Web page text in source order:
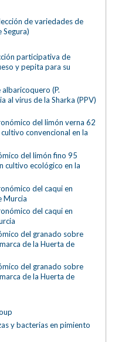
de variedades de
Segura)
participativa de
y pepita para su
(P.
al virus de la Sharka (PPV)
del limón verna 62
convencional en la
del limón fino 95
cultivo ecológico en la
del caqui en
Murcia
del caqui en
del granado sobre
de la Huerta de
del granado sobre
de la Huerta de
y bacterias en pimiento